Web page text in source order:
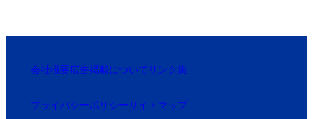
会社概要広告掲載について リンク集
プライバシーポリシーサイトマップ